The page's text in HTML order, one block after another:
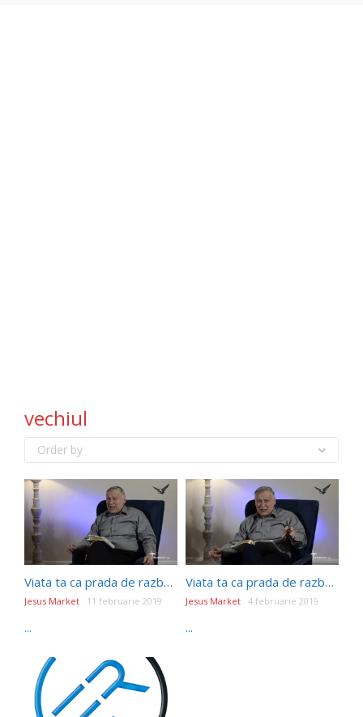
vechiul
Order by
Viata ta ca prada de razboi- Episodul 22- ADEVĂRATUL CARACTER PENTRU VIAȚĂ: IOSIF SAU IUDA?
Jesus Market 11 februarie 2019
...
Viata ta ca prada de razboi- Episodul 19- BIBLIA, MĂRTURIE DESPRE DUMNEZEU
Jesus Market 4 februarie 2019
...